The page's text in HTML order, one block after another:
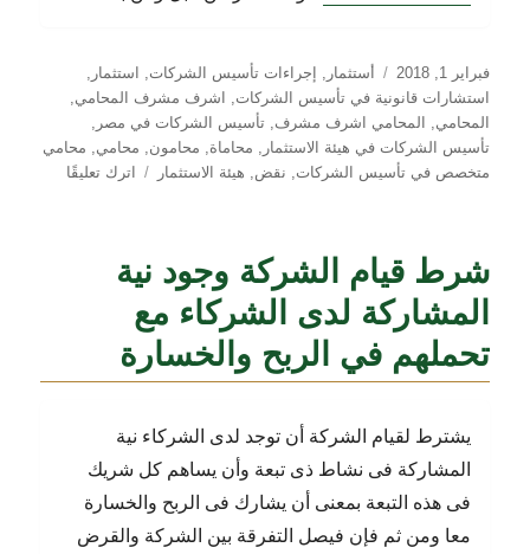
نُشرت
في
فبراير 1, 2018 التصنيفات
أستثمار , إجراءات تأسيس الشركات, استثمار ,
استشارات قانونية في تأسيس الشركات, اشرف مشرف المحامي,
المحامي, المحامي اشرف مشرف,تأسيس الشركات في مصر ,
تأسيس الشركات في هيئة الاستثمار , محاماة, محامون, محامي, محامي
متخصص في تأسيس الشركات, نقض, هيئة الاستثمار اترك تعليقًا
شرط قيام الشركة وجود نية
المشاركة لدى الشركاء مع
تحملهم في الربح والخسارة
يشترط لقيام الشركة أن توجد لدى الشركاء نية
المشاركة فى نشاط ذى تبعة وأن يساهم كل شريك
فى هذه التبعة بمعنى أن يشارك فى الربح والخسارة
معا ومن ثم فإن فيصل التفرقة بين الشركة والقرض